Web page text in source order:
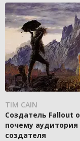
TIM CAIN
Создатель Fallout
почему
создателя